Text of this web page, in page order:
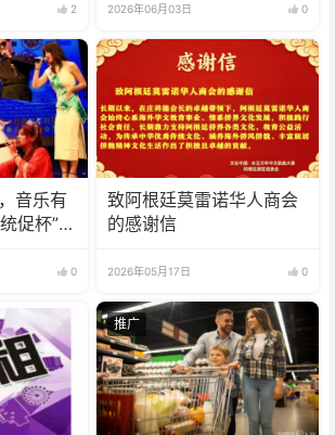
2 2026年06月03日 0
音乐有
促杯”水
0
致阿根廷莫雷诺华人商会
的感谢信
2026年05月17日 0
推广